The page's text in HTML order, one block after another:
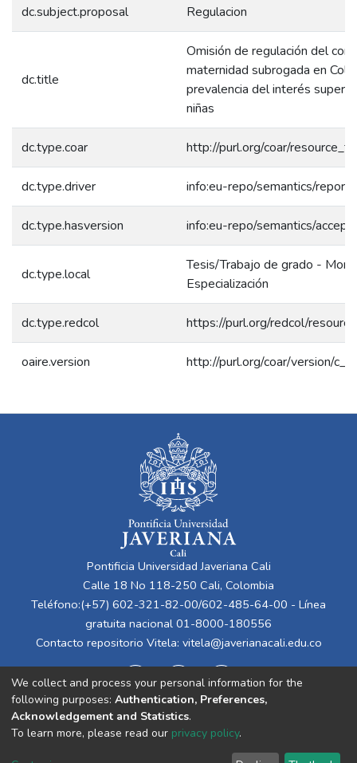
dc.subject.proposal Regulacion
dc.title
Omisión de regulación del
maternidad subrogada en
prevalencia del interés
niñas
dc.type.coar http://purl.org/coar/
dc.type.driver info:eu-repo/semantics/report
dc.type.hasversion info:eu-repo/semantics/
dc.type.local
Tesis/Trabajo de grado -
Especialización
dc.type.redcol https://purl.org/redcol/
oaire.version http://purl.org/coar/version/
Pontificia Universidad Javeriana Cali
Calle 18 No 118-250 Cali, Colombia
Teléfono:(+57) 602-321-82-00/602-485-64-00 - Línea
gratuita nacional 01-8000-180556
Contacto repositorio Vitela: vitela@javerianacali.edu.co
We collect and process your personal information for the
following purposes: Authentication, Preferences,
Acknowledgement and Statistics.
To learn more, please read our privacy policy.